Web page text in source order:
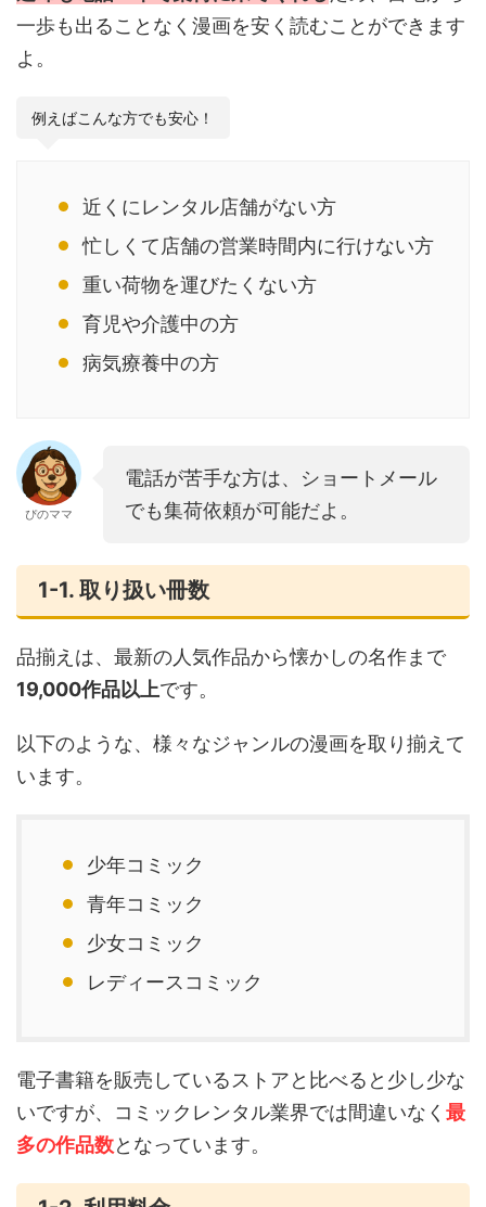
一歩も出ることなく漫画を安く読むことができます
よ。
例えばこんな方でも安心！
近くにレンタル店舗がない方
忙しくて店舗の営業時間内に行けない方
重い荷物を運びたくない方
育児や介護中の方
病気療養中の方
ぴのママ
電話が苦手な方は、ショートメール
でも集荷依頼が可能だよ。
1-1. 取り扱い冊数
品揃えは、最新の人気作品から懐かしの名作まで
19,000作品以上です。
以下のような、様々なジャンルの漫画を取り揃えて
います。
少年コミック
青年コミック
少女コミック
レディースコミック
電子書籍を販売しているストアと比べると少し少な
いですが、コミックレンタル業界では間違いなく 最
多の作品数となっています。